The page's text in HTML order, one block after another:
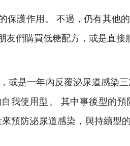
保護作用。 不過，仍有其他
們購買低糖配方，或是直接
或是一年內反覆泌尿道感染
我使用型。 其中事後型的
預防泌尿道感染，與持續